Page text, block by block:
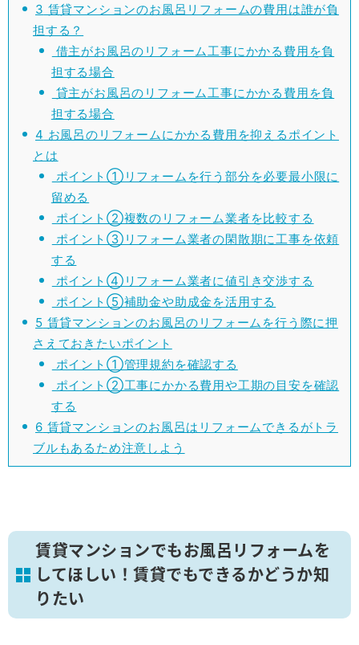
3 賃貸マンションのお風呂リフォームの費用は誰が負
担する？
借主がお風呂のリフォーム工事にかかる費用を負
担する場合
貸主がお風呂のリフォーム工事にかかる費用を負
担する場合
4 お風呂のリフォームにかかる費用を抑えるポイント
とは
ポイント①リフォームを行う部分を必要最小限に
留める
ポイント②複数のリフォーム業者を比較する
ポイント③リフォーム業者の閑散期に工事を依頼
する
ポイント④リフォーム業者に値引き交渉する
ポイント⑤補助金や助成金を活用する
5 賃貸マンションのお風呂のリフォームを行う際に押
さえておきたいポイント
ポイント①管理規約を確認する
ポイント②工事にかかる費用や工期の目安を確認
する
6 賃貸マンションのお風呂はリフォームできるがトラ
ブルもあるため注意しよう
賃貸マンションでもお風呂リフォームを
してほしい！賃貸でもできるかどうか知
りたい